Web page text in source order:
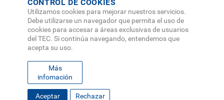
Desplace hacia abajo
FOOTERMAPA DEL SITIO DIRECTORIO
CONTROL DE COOKIES
Utilizamos cookies para mejorar nuestros servicios.
Debe utilizarse un navegador que permita el uso de
cookies para accesar a áreas exclusivas de usuarios
del TEC. Si continúa navegando, entendemos que
acepta su uso.
Más
infomación
Aceptar Rechazar